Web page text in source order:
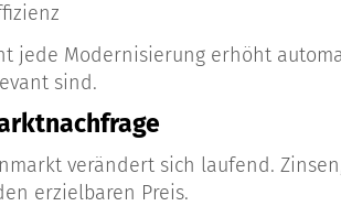
jede Modernisierung erhöht
sind.
verändert sich laufend.
erzielbaren Preis.